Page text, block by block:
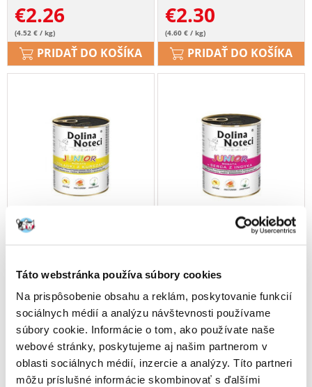
Táto webstránka používa súbory cookies
Na prispôsobenie obsahu a reklám, poskytovanie funkcií
sociálnych médií a analýzu návštevnosti používame
súbory cookie. Informácie o tom, ako používate naše
webové stránky, poskytujeme aj našim partnerom v
oblasti sociálnych médií, inzercie a analýzy. Títo partneri
môžu príslušné informácie skombinovať s ďalšími
€2.26
(4.52 € / kg)
PRIDAŤ DO KOŠÍKA
€2.30
(4.60 € / kg)
PRIDAŤ DO KOŠÍKA
DOLINA NOTECI Premium
Junior malé rasy kuracie
žalúdky a teľacia pečeň
€3.79
DOLINA NOTECI Premium
Junior morčacie srdce a
husacia pečeň
€3.79